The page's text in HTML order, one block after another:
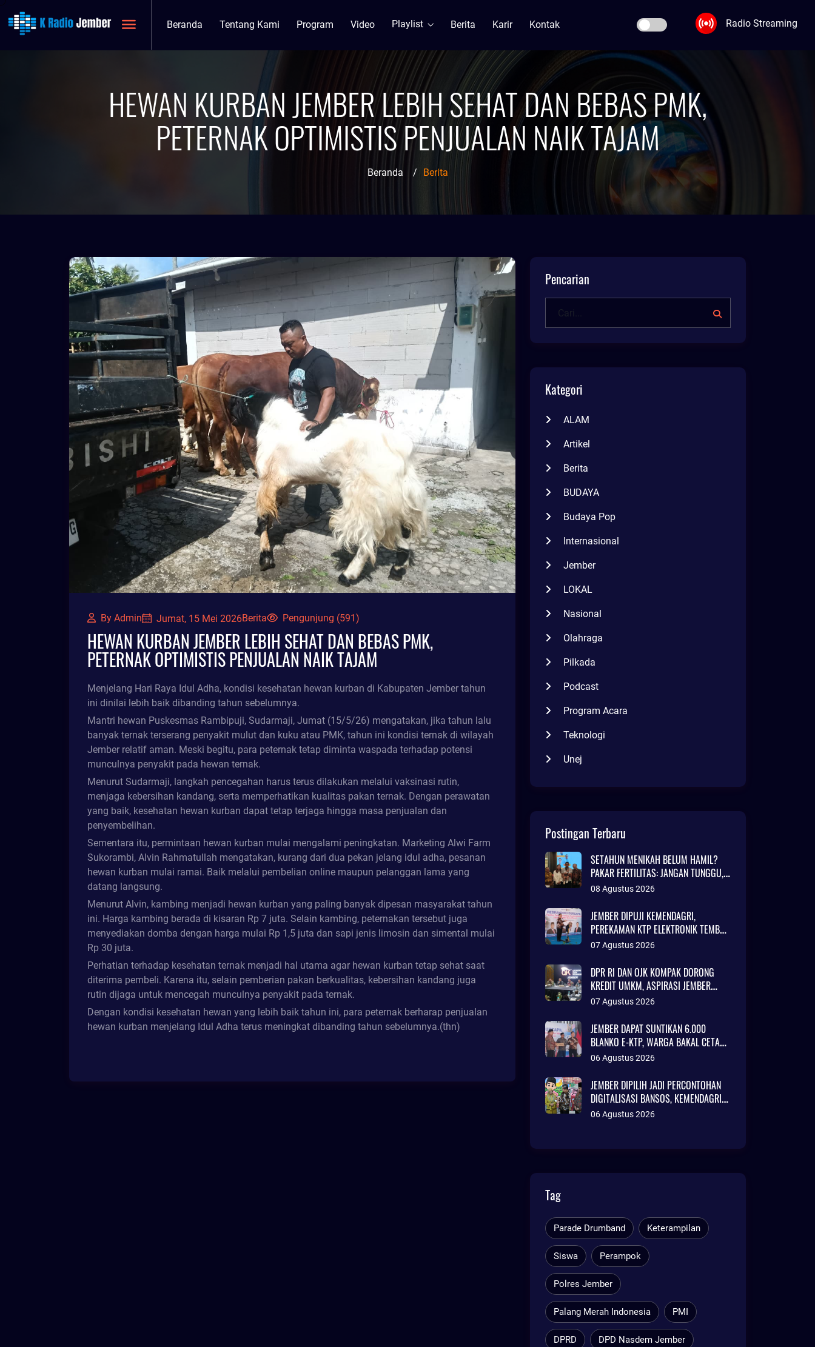
Radio Streaming
Beranda Tentang Kami Program Video Playlist Berita Karir Kontak
HEWAN KURBAN JEMBER LEBIH SEHAT DAN BEBAS PMK,
PETERNAK OPTIMISTIS PENJUALAN NAIK TAJAM
Beranda / Berita
By Admin Jumat, 15 Mei 2026Berita Pengunjung (591)
HEWAN KURBAN JEMBER LEBIH SEHAT DAN BEBAS PMK,
PETERNAK OPTIMISTIS PENJUALAN NAIK TAJAM
Menjelang Hari Raya Idul Adha, kondisi kesehatan hewan kurban di Kabupaten Jember tahun
ini dinilai lebih baik dibanding tahun sebelumnya.
Mantri hewan Puskesmas Rambipuji, Sudarmaji, Jumat (15/5/26) mengatakan, jika tahun lalu
banyak ternak terserang penyakit mulut dan kuku atau PMK, tahun ini kondisi ternak di wilayah
Jember relatif aman. Meski begitu, para peternak tetap diminta waspada terhadap potensi
munculnya penyakit pada hewan ternak.
Menurut Sudarmaji, langkah pencegahan harus terus dilakukan melalui vaksinasi rutin,
menjaga kebersihan kandang, serta memperhatikan kualitas pakan ternak. Dengan perawatan
yang baik, kesehatan hewan kurban dapat tetap terjaga hingga masa penjualan dan
penyembelihan.
Sementara itu, permintaan hewan kurban mulai mengalami peningkatan. Marketing Alwi Farm
Sukorambi, Alvin Rahmatullah mengatakan, kurang dari dua pekan jelang idul adha, pesanan
hewan kurban mulai ramai. Baik melalui pembelian online maupun pelanggan lama yang
datang langsung.
Menurut Alvin, kambing menjadi hewan kurban yang paling banyak dipesan masyarakat tahun
ini. Harga kambing berada di kisaran Rp 7 juta. Selain kambing, peternakan tersebut juga
menyediakan domba dengan harga mulai Rp 1,5 juta dan sapi jenis limosin dan simental mulai
Rp 30 juta.
Perhatian terhadap kesehatan ternak menjadi hal utama agar hewan kurban tetap sehat saat
diterima pembeli. Karena itu, selain pemberian pakan berkualitas, kebersihan kandang juga
rutin dijaga untuk mencegah munculnya penyakit pada ternak.
Dengan kondisi kesehatan hewan yang lebih baik tahun ini, para peternak berharap penjualan
hewan kurban menjelang Idul Adha terus meningkat dibanding tahun sebelumnya.(thn)
Pencarian
Kategori
ALAM
Artikel
Berita
BUDAYA
Budaya Pop
Internasional
Jember
LOKAL
Nasional
Olahraga
Pilkada
Podcast
Program Acara
Teknologi
Unej
Postingan Terbaru
SETAHUN MENIKAH BELUM HAMIL?
PAKAR FERTILITAS: JANGAN TUNGGU,
SEGERA KONSULTASI
08 Agustus 2026
JEMBER DIPUJI KEMENDAGRI,
PEREKAMAN KTP ELEKTRONIK TEMBUS
97 PERSEN
07 Agustus 2026
DPR RI DAN OJK KOMPAK DORONG
KREDIT UMKM, ASPIRASI JEMBER
DIBAWA KE SENAYAN
07 Agustus 2026
JEMBER DAPAT SUNTIKAN 6.000
BLANKO E-KTP, WARGA BAKAL CETAK
KTP LEBIH CEPAT
06 Agustus 2026
JEMBER DIPILIH JADI PERCONTOHAN
DIGITALISASI BANSOS, KEMENDAGRI
SOROTI INOVASI ADMINDUK
06 Agustus 2026
Tag
Parade Drumband Keterampilan
Siswa Perampok
Polres Jember
Palang Merah Indonesia PMI
DPRD DPD Nasdem Jember